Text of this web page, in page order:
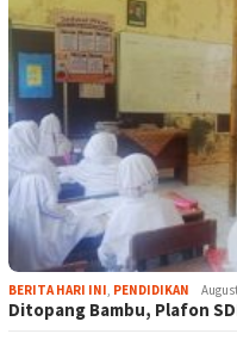
BERITA HARI INI, PENDIDIKAN
Ditopang Bambu, Plafon